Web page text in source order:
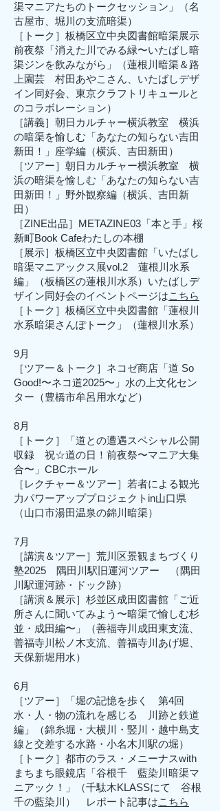
渠マニアたちのトークセッション」（名
古屋市、堀川の支流暗渠）
［トーク］板橋区立中央図書館暗渠展示
前夜祭「消えた川でみる緑〜いたばし暗
渠ジンを飲みながら」（蓮根川暗渠＆路
上園芸 村田あやこさん、いたばしデザ
イン同好会、東京クラフトリキュールと
のコラボレーション）
［講義］朝日カルチャー横浜教室 横浜
の暗渠を愉しむ「あなたの知らない吉田
新田！」座学編（横浜、吉田新田）
［ツアー］朝日カルチャー横浜教室 横
浜の暗渠を愉しむ「あなたの知らない吉
田新田！」野外観察編（横浜、吉田新
田）
［ZINE出品］METAZINE03「本と手」桜
新町Book Cafeわたしの本棚
［展示］板橋区立中央図書館「いたばし
暗渠マニアックス展vol.2 蓮根川水系
編」（板橋区の蓮根川水系）いたばしデ
ザイン同好会のイベントページはこちら
［トーク］板橋区立中央図書館「蓮根川
水系暗渠さんぽトーク」（蓮根川水系）
9月
［ツアー＆トーク］ネコゼ商店「道 So
Good!〜ネコ道2025〜」水の上文化セン
ター（豊橋市牟呂用水など）
8月
［トーク］「道との遭遇スペシャル公開
収録 祝☆道の日！前夜祭〜マニア大集
合〜」CBCホール
​［レクチャー＆ツアー］若者による観光
力パワーアッププロジェクトin山口県
（山口市湯田温泉の錦川暗渠）
7月
［講演＆ツアー］荒川区景観まちづくり
塾2025 隅田川駅旧運河ツアー （隅田
川駅運河跡・ドック跡）
​［講演＆展示］杉並区成田図書館「ご近
所さんに聞いてみよう〜暗渠で愉しむ杉
並・成田編〜」（善福寺川成田東支流、
善福寺川松ノ木支流、善福寺川あげ堀、
天保新堀用水）
6月
［ツアー］「堀の記憶を歩く 第4回
水・人・物の流れを感じる 川跡と鉄道
編」（錦糸堀・大横川・竪川・越中島支
線と交差する水路・小名木川駅の堀）
［トーク］都市のラス・メニーナスwith
まちまち眼鏡店「谷根千 藍染川暗渠マ
ニアック！」（千駄木KLASSにて 谷根
千の藍染川） レポート記事はこちら